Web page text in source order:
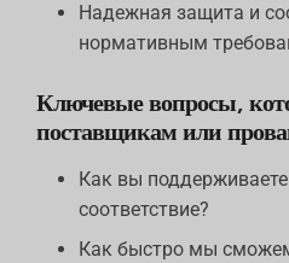
Надежная защита и
нормативным
Ключевые вопросы,
поставщикам или
Как вы
соответствие?
Как быстро мы